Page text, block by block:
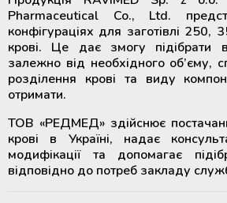
Pharmaceutical Co., Ltd.
конфігураціях для заготівлі 250,
крові. Це дає змогу підібрати
залежно від необхідного об’єму,
розділення крові та виду
отримати.
ТОВ «РЕДМЕД» здійснює
крові в Україні, надає
модифікації та допомагає
відповідно до потреб закладу